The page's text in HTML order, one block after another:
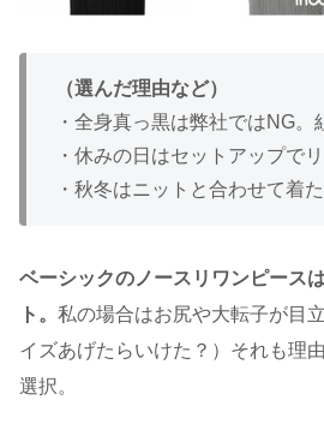
（選んだ理由など）
・全身真っ黒は弊社ではNG
・休みの日はセットアップで
・秋冬はニットと合わせて着
ベーシックのノースリワンピース
ト。 私の場合はお尻や大転子が目
イズあげたらいけた？）それも理
選択。